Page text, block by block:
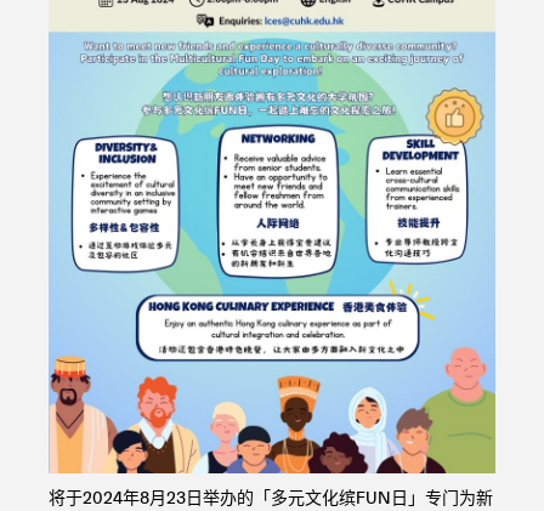
将于2024年8月23日举办的「多元文化缤FUN日」专门为新